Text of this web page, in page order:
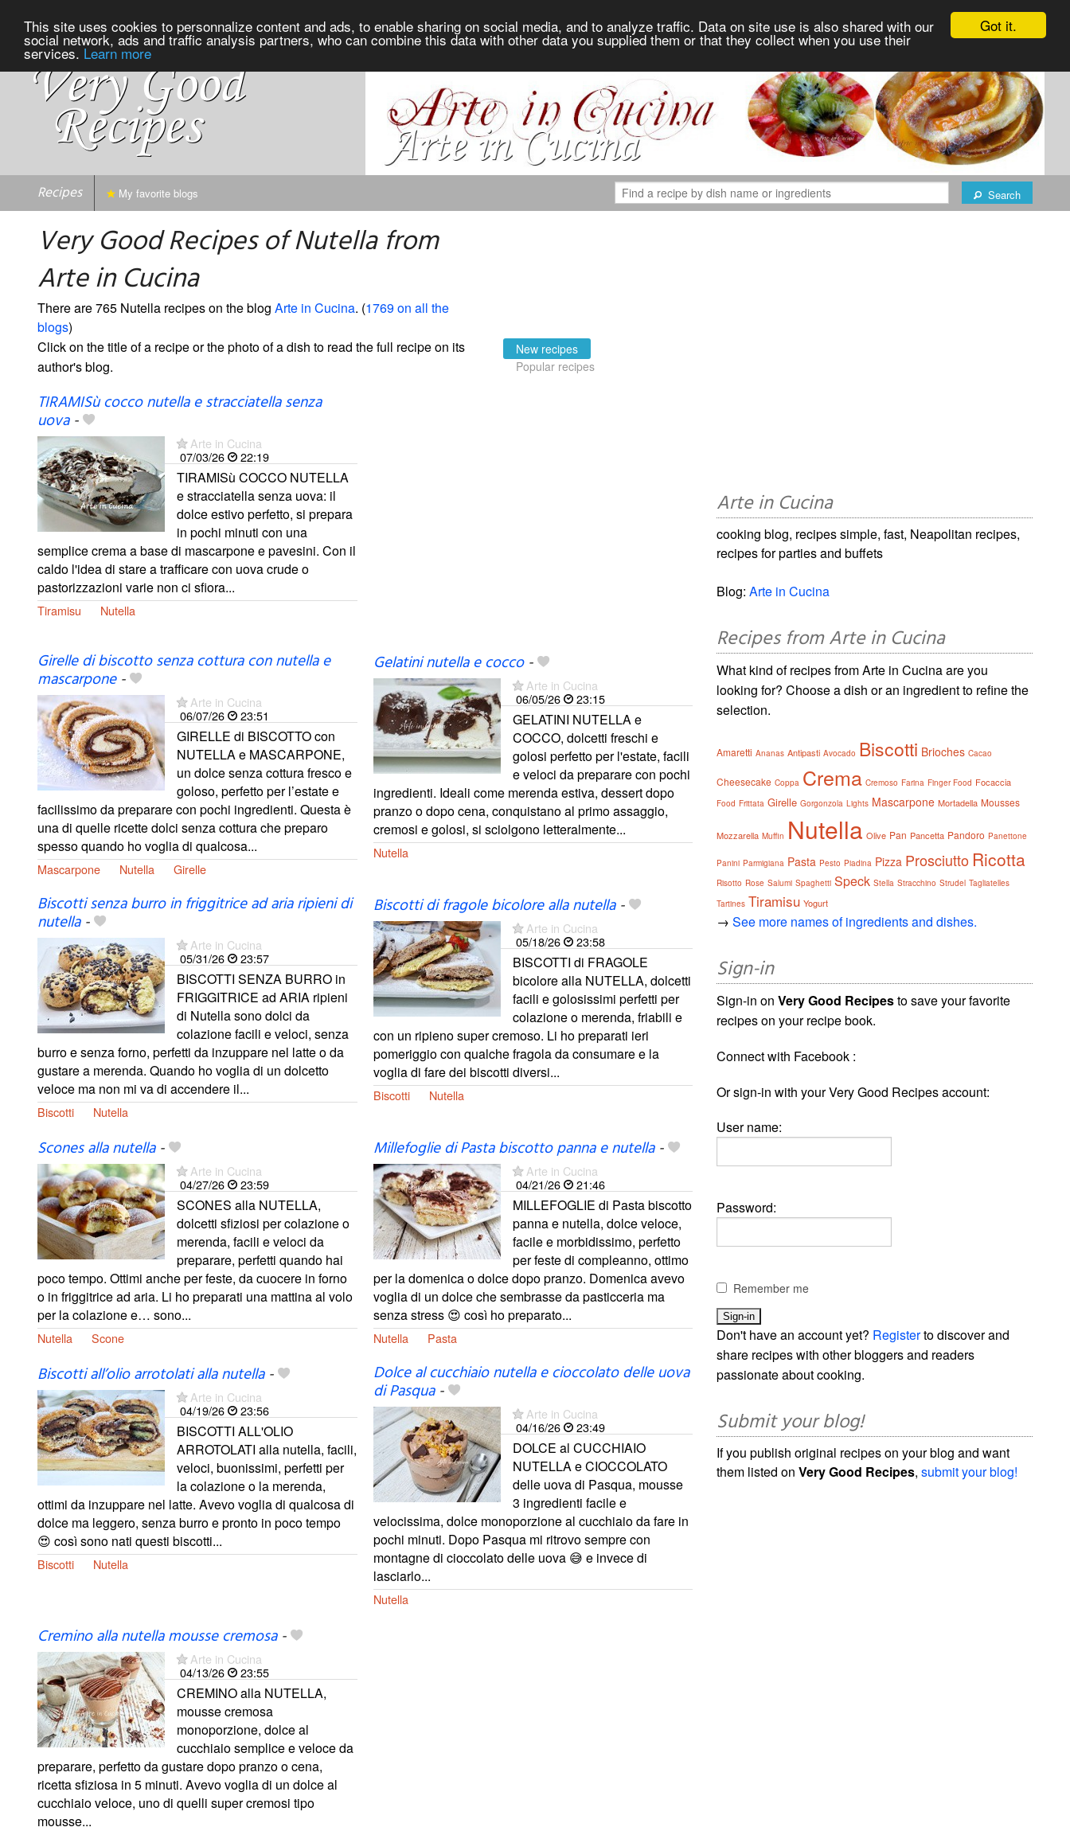
Got it.
This site uses cookies to personnalize content and ads, to enable sharing on social media, and to analyze traffic. Data on site use is also shared with our
social network, ads and traffic analysis partners, who can combine this data with other data you supplied them or that they collect when you use their
services. Learn more
Recipes Search
My favorite blogs
Very Good Recipes of Nutella from
Arte in Cucina
There are 765 Nutella recipes on the blog Arte in Cucina. (1769 on all the
blogs)
Click on the title of a recipe or the photo of a dish to read the full recipe on its
author's blog.
New recipes
Popular recipes
TIRAMISù cocco nutella e stracciatella senza
uova-
Arte in Cucina
07/03/26
22:19
TIRAMISù COCCO NUTELLA
e stracciatella senza uova: il
dolce estivo perfetto, si prepara
in pochi minuti con una
semplice crema a base di mascarpone e pavesini. Con il
caldo l'idea di stare a trafficare con uova crude o
pastorizzazioni varie non ci sfiora...
Tiramisu Nutella
Girelle di biscotto senza cottura con nutella e
mascarpone-
Arte in Cucina
06/07/26
23:51
GIRELLE di BISCOTTO con
NUTELLA e MASCARPONE,
un dolce senza cottura fresco e
goloso, perfetto per l’estate e
facilissimo da preparare con pochi ingredienti. Questa è
una di quelle ricette dolci senza cottura che preparo
spesso quando ho voglia di qualcosa...
Mascarpone Nutella Girelle
Gelatini nutella e cocco-
Arte in Cucina
06/05/26
23:15
GELATINI NUTELLA e
COCCO, dolcetti freschi e
golosi perfetto per l'estate, facili
e veloci da preparare con pochi
ingredienti. Ideali come merenda estiva, dessert dopo
pranzo o dopo cena, conquistano al primo assaggio,
cremosi e golosi, si sciolgono letteralmente...
Nutella
Biscotti senza burro in friggitrice ad aria ripieni di
nutella-
Arte in Cucina
05/31/26
23:57
BISCOTTI SENZA BURRO in
FRIGGITRICE ad ARIA ripieni
di Nutella sono dolci da
colazione facili e veloci, senza
burro e senza forno, perfetti da inzuppare nel latte o da
gustare a merenda. Quando ho voglia di un dolcetto
veloce ma non mi va di accendere il...
Biscotti Nutella
Biscotti di fragole bicolore alla nutella-
Arte in Cucina
05/18/26
23:58
BISCOTTI di FRAGOLE
bicolore alla NUTELLA, dolcetti
facili e golosissimi perfetti per
colazione o merenda, friabili e
con un ripieno super cremoso. Li ho preparati ieri
pomeriggio con qualche fragola da consumare e la
voglia di fare dei biscotti diversi...
Biscotti Nutella
Scones alla nutella-
Arte in Cucina
04/27/26
23:59
SCONES alla NUTELLA,
dolcetti sfiziosi per colazione o
merenda, facili e veloci da
preparare, perfetti quando hai
poco tempo. Ottimi anche per feste, da cuocere in forno
o in friggitrice ad aria. Li ho preparati una mattina al volo
per la colazione e… sono...
Nutella Scone
Millefoglie di Pasta biscotto panna e nutella-
Arte in Cucina
04/21/26
21:46
MILLEFOGLIE di Pasta biscotto
panna e nutella, dolce veloce,
facile e morbidissimo, perfetto
per feste di compleanno, ottimo
per la domenica o dolce dopo pranzo. Domenica avevo
voglia di un dolce che sembrasse da pasticceria ma
senza stress 😍 così ho preparato...
Nutella Pasta
Biscotti all’olio arrotolati alla nutella-
Arte in Cucina
04/19/26
23:56
BISCOTTI ALL'OLIO
ARROTOLATI alla nutella, facili,
veloci, buonissimi, perfetti per
la colazione o la merenda,
ottimi da inzuppare nel latte. Avevo voglia di qualcosa di
dolce ma leggero, senza burro e pronto in poco tempo
😍 così sono nati questi biscotti...
Biscotti Nutella
Dolce al cucchiaio nutella e cioccolato delle uova
di Pasqua-
Arte in Cucina
04/16/26
23:49
DOLCE al CUCCHIAIO
NUTELLA e CIOCCOLATO
delle uova di Pasqua, mousse
3 ingredienti facile e
velocissima, dolce monoporzione al cucchiaio da fare in
pochi minuti. Dopo Pasqua mi ritrovo sempre con
montagne di cioccolato delle uova 😅 e invece di
lasciarlo...
Nutella
Cremino alla nutella mousse cremosa-
Arte in Cucina
04/13/26
23:55
CREMINO alla NUTELLA,
mousse cremosa
monoporzione, dolce al
cucchiaio semplice e veloce da
preparare, perfetto da gustare dopo pranzo o cena,
ricetta sfiziosa in 5 minuti. Avevo voglia di un dolce al
cucchiaio veloce, uno di quelli super cremosi tipo
mousse...
Arte in Cucina
cooking blog, recipes simple, fast, Neapolitan recipes,
recipes for parties and buffets
Blog:Arte in Cucina
Recipes from Arte in Cucina
What kind of recipes from Arte in Cucina are you
looking for? Choose a dish or an ingredient to refine the
selection.
Amaretti Ananas Antipasti Avocado Biscotti Brioches Cacao
Cheesecake Coppa Crema Cremoso Farina Finger Food Focaccia
Food Frittata Girelle Gorgonzola Lights Mascarpone Mortadella Mousses
Mozzarella Muffin Nutella Olive Pan Pancetta Pandoro Panettone
Panini Parmigiana Pasta Pesto Piadina Pizza Prosciutto Ricotta
Risotto Rose Salumi Spaghetti Speck Stella Stracchino Strudel Tagliatelles
Tartines Tiramisu Yogurt
→See more names of ingredients and dishes.
Sign-in
Sign-in onVery Good Recipesto save your favorite
recipes on your recipe book.
Connect with Facebook :
Or sign-in with your Very Good Recipes account:
User name:
Password:
Remember me
Don't have an account yet? Registerto discover and
share recipes with other bloggers and readers
passionate about cooking.
Submit your blog!
If you publish original recipes on your blog and want
them listed onVery Good Recipes,submit your blog!